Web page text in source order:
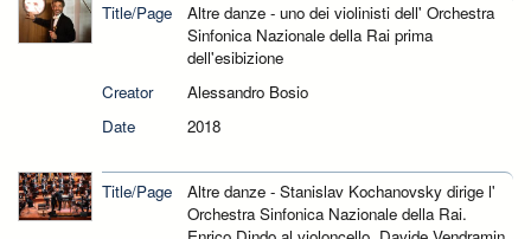
Title/Page
Altre danze - uno dei violinisti dell' Orchestra
Sinfonica Nazionale della Rai prima
dell'esibizione
Creator
Alessandro Bosio
Date
2018
Title/Page
Altre danze - Stanislav Kochanovsky dirige l'
Orchestra Sinfonica Nazionale della Rai.